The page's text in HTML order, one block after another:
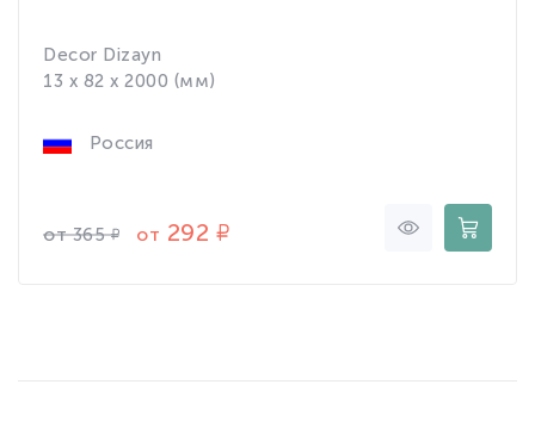
Decor Dizayn
13 x 82 x 2000 (мм)
Россия
от365 от 292